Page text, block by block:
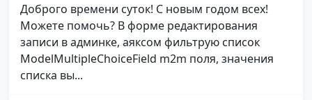
Доброго времени суток! С новым годом всех!
Можете помочь? В форме редактирования
записи в админке, аяксом фильтрую список
ModelMultipleChoiceField m2m поля, значения
списка вы...